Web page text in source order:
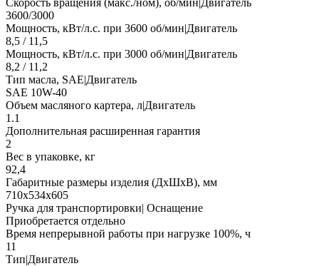
3600/3000
Мощность, кВт/л.с. при 3600 об/мин|Двигатель
8,5 / 11,5
Мощность, кВт/л.с. при 3000 об/мин|Двигатель
8,2 / 11,2
Тип масла, SAE|Двигатель
SAE 10W-40
Объем масляного картера, л|Двигатель
1.1
Дополнительная расширенная гарантия
2
Вес в упаковке, кг
92,4
Габаритные размеры изделия (ДхШхВ), мм
710х534х605
Ручка для транспортировки| Оснащение
Приобретается отдельно
Время непрерывной работы при нагрузке 100%, ч
11
Тип|Двигатель